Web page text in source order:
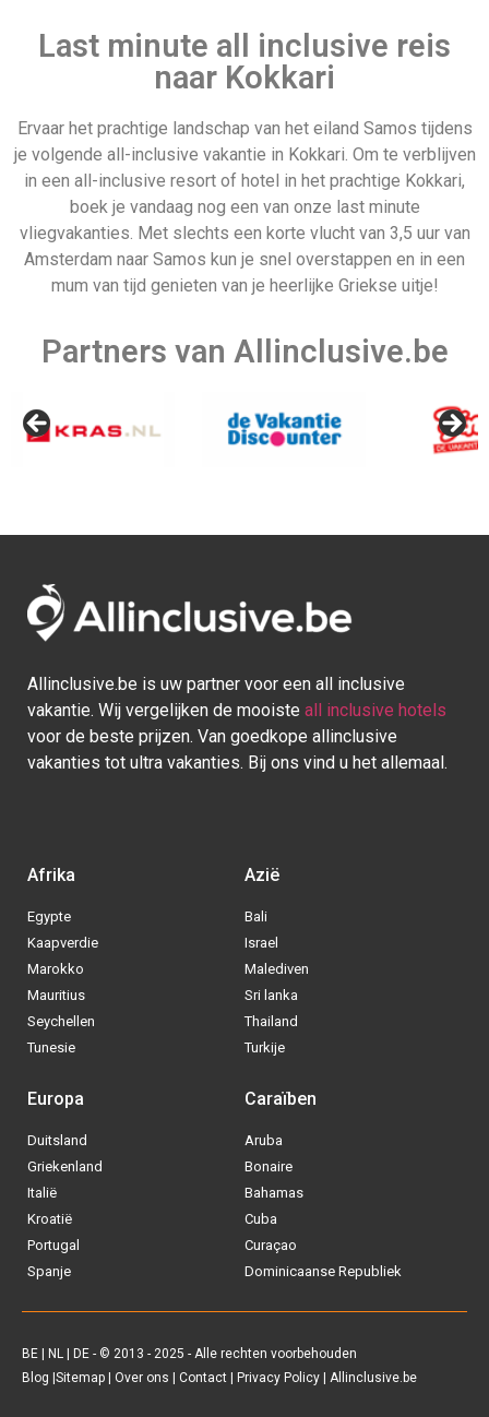
Last minute 23
december
Jamaica
Aruba
Last minute all inclusive reis
naar Kokkari
Ervaar het prachtige landschap van het eiland Samos tijdens
je volgende all-inclusive vakantie in Kokkari. Om te verblijven
in een all-inclusive resort of hotel in het prachtige Kokkari,
boek je vandaag nog een van onze last minute
vliegvakanties. Met slechts een korte vlucht van 3,5 uur van
Amsterdam naar Samos kun je snel overstappen en in een
mum van tijd genieten van je heerlijke Griekse uitje!
Partners van Allinclusive.be
Allinclusive.be is uw partner voor een all inclusive
vakantie. Wij vergelijken de mooiste all inclusive hotels
voor de beste prijzen. Van goedkope allinclusive
vakanties tot ultra vakanties. Bij ons vind u het allemaal.
Afrika
Egypte
Kaapverdie
Marokko
Mauritius
Seychellen
Tunesie
Azië
Bali
Israel
Malediven
Sri lanka
Thailand
Turkije
Europa
Duitsland
Griekenland
Italië
Kroatië
Portugal
Spanje
Caraïben
Aruba
Bonaire
Bahamas
Cuba
Curaçao
Dominicaanse Republiek
BE NL DE - © 2013 - 2025 - Alle rechten voorbehouden
Blog Sitemap Over ons Contact Privacy Policy | Allinclusive.be